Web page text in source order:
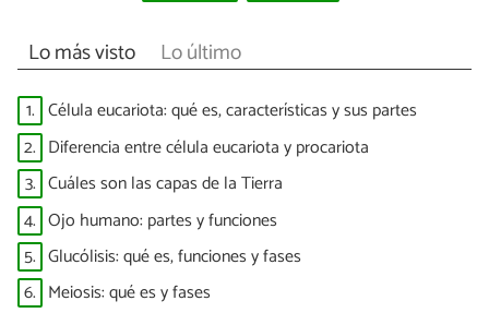
Lo más visto Lo último
1. Célula eucariota: qué es, características y sus partes
2. Diferencia entre célula eucariota y procariota
3. Cuáles son las capas de la Tierra
4. Ojo humano: partes y funciones
5. Glucólisis: qué es, funciones y fases
6. Meiosis: qué es y fases